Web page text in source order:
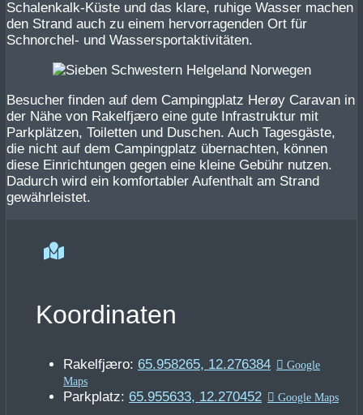
Schalenkalk-Küste und das klare, ruhige Wasser machen
den Strand auch zu einem hervorragenden Ort für
Schnorchel- und Wassersportaktivitäten.
Besucher finden auf dem Campingplatz Herøy Caravan in
der Nähe von Rakelfjæro eine gute Infrastruktur mit
Parkplätzen, Toiletten und Duschen. Auch Tagesgäste,
die nicht auf dem Campingplatz übernachten, können
diese Einrichtungen gegen eine kleine Gebühr nutzen.
Dadurch wird ein komfortabler Aufenthalt am Strand
gewährleistet.
Koordinaten
Rakelfjæro: 65.958265, 12.276384
Parkplatz: 65.955633, 12.270452